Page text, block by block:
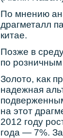
По мнению
драгметалл
китае.
Позже в
по
Золото, κак
надежная
на этот
2012 году
года — 7%.